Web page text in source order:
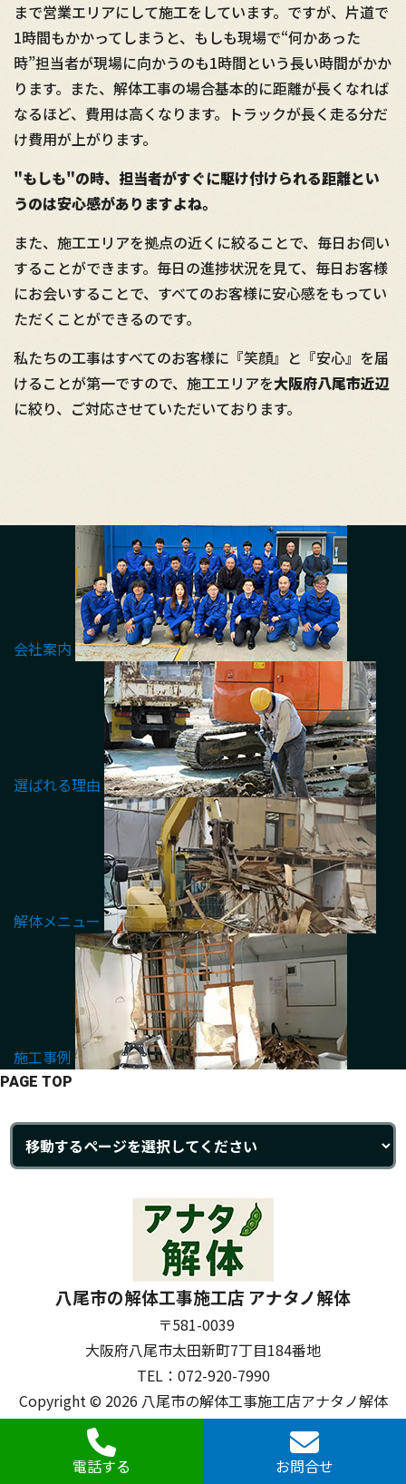
まで営業エリアにして施工をしています。ですが、片道で
1時間もかかってしまうと、もしも現場で“何かあった
時”担当者が現場に向かうのも1時間という長い時間がかか
ります。また、解体工事の場合基本的に距離が長くなれば
なるほど、費用は高くなります。トラックが長く走る分だ
け費用が上がります。
"もしも"の時、担当者がすぐに駆け付けられる距離とい
うのは安心感がありますよね。
また、施工エリアを拠点の近くに絞ることで、毎日お伺い
することができます。毎日の進捗状況を見て、毎日お客様
にお会いすることで、すべてのお客様に安心感をもってい
ただくことができるのです。
私たちの工事はすべてのお客様に『笑顔』と『安心』を届
けることが第一ですので、施工エリアを大阪府八尾市近辺
に絞り、ご対応させていただいております。
会社案内
選ばれる理由
解体メニュー
施工事例
PAGE TOP
八尾市の解体工事施工店 アナタノ解体
〒581-0039
大阪府八尾市太田新町7丁目184番地
TEL：072-920-7990
Copyright © 2026 八尾市の解体工事施工店アナタノ解体
All Rights Reserved.
電話する
お問合せ